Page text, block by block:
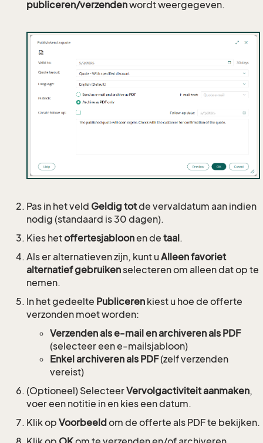
publiceren/verzendenwordt weergegeven.
Pas in het veld Geldig totde vervaldatum aan indien
nodig (standaard is 30 dagen).
Kies hetoffertesjabloonen de taal.
Als er alternatieven zijn, kunt uAlleen favoriet
alternatief gebruikenselecteren om alleen dat op te
nemen.
In het gedeelte Publiceren kiest u hoe de offerte
verzonden moet worden:
Verzenden als e-mail en archiveren als PDF
(selecteer een e-mailsjabloon)
Enkel archiveren als PDF(zelf verzenden
vereist)
(Optioneel) SelecteerVervolgactiviteit aanmaken,
voer een notitie in en kies een datum.
Klik op Voorbeeld om de offerte als PDF te bekijken.